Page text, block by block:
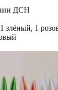
ДСН
злёный, 1